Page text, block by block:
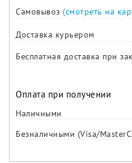
Самовывоз (смотреть на
Доставка курьером
Бесплатная доставка при
Оплата при получении
Наличными
Безналичными (Visa/